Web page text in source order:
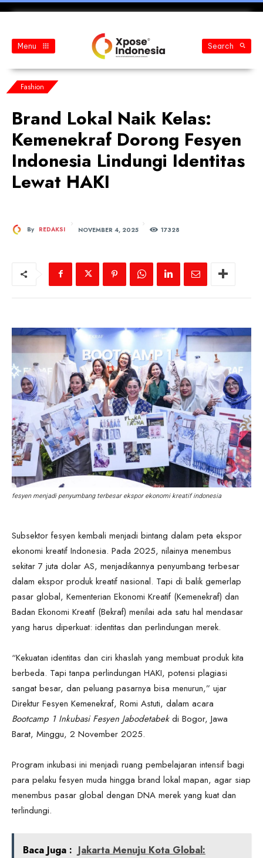
Menu Search
Fashion
Brand Lokal Naik Kelas:
Kemenekraf Dorong Fesyen
Indonesia Lindungi Identitas
Lewat HAKI
By REDAKSI NOVEMBER 4, 2025 17328
fesyen menjadi penyumbang terbesar ekspor ekonomi kreatif indonesia
Subsektor fesyen kembali menjadi bintang dalam peta ekspor
ekonomi kreatif Indonesia. Pada 2025, nilainya menembus
sekitar 7 juta dolar AS, menjadikannya penyumbang terbesar
dalam ekspor produk kreatif nasional. Tapi di balik gemerlap
pasar global, Kementerian Ekonomi Kreatif (Kemenekraf) dan
Badan Ekonomi Kreatif (Bekraf) menilai ada satu hal mendasar
yang harus diperkuat: identitas dan perlindungan merek.
“Kekuatan identitas dan ciri khaslah yang membuat produk kita
berbeda. Tapi tanpa perlindungan HAKI, potensi plagiasi
sangat besar, dan peluang pasarnya bisa menurun,” ujar
Direktur Fesyen Kemenekraf, Romi Astuti, dalam acara
Bootcamp 1 Inkubasi Fesyen Jabodetabekdi Bogor, Jawa
Barat, Minggu, 2 November 2025.
Program inkubasi ini menjadi ruang pembelajaran intensif bagi
para pelaku fesyen muda hingga brand lokal mapan, agar siap
menembus pasar global dengan DNA merek yang kuat dan
terlindungi.
Baca Juga : Jakarta Menuju Kota Global: